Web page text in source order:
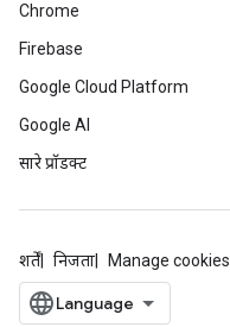
Chrome
Firebase
Google Cloud Platform
Google AI
सारे प्रॉडक्ट
शर्तें निजता Manage cookies